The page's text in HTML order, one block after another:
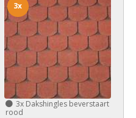
3xDakshingles beverstaart
rood
3x